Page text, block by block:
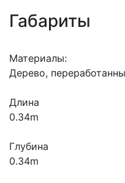
Габариты
Материалы:
Дерево,
Длина
0.34m
Глубина
0.34m